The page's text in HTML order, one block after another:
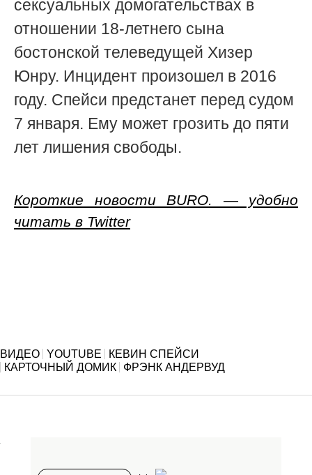
сексуальных домогательствах в
отношении 18-летнего сына
бостонской телеведущей Хизер
Юнру. Инцидент произошел в 2016
году. Спейси предстанет перед судом
7 января. Ему может грозить до пяти
лет лишения свободы.
Короткие новости BURO. — удобно
читать в Twitter
ВИДЕО YOUTUBE
КЕВИН СПЕЙСИ
КАРТОЧНЫЙ ДОМИК
ФРЭНК АНДЕРВУД